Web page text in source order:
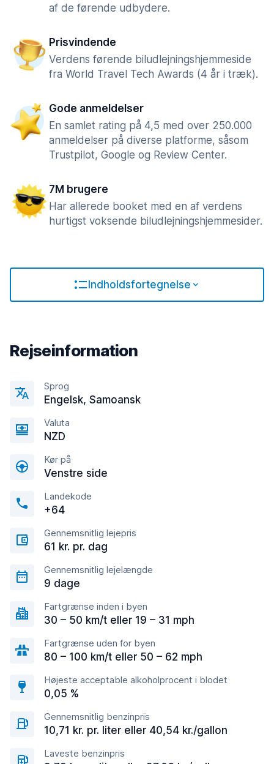
af de førende udbydere.
Prisvindende
Verdens førende biludlejningshjemmeside
fra World Travel Tech Awards (4 år i træk).
Gode anmeldelser
En samlet rating på 4,5 med over 250.000
anmeldelser på diverse platforme, såsom
Trustpilot, Google og Review Center.
7M brugere
Har allerede booket med en af verdens
hurtigst voksende biludlejningshjemmesider.
Indholdsfortegnelse
Rejseinformation
Sprog
Engelsk, Samoansk
Valuta
NZD
Kør på
Venstre side
Landekode
+64
Gennemsnitlig lejepris
61 kr. pr. dag
Gennemsnitlig lejelængde
9 dage
Fartgrænse inden i byen
30 – 50 km/t eller 19 – 31 mph
Fartgrænse uden for byen
80 – 100 km/t eller 50 – 62 mph
Højeste acceptable alkoholprocent i blodet
0,05 %
Gennemsnitlig benzinpris
10,71 kr. pr. liter eller 40,54 kr./gallon
Laveste benzinpris